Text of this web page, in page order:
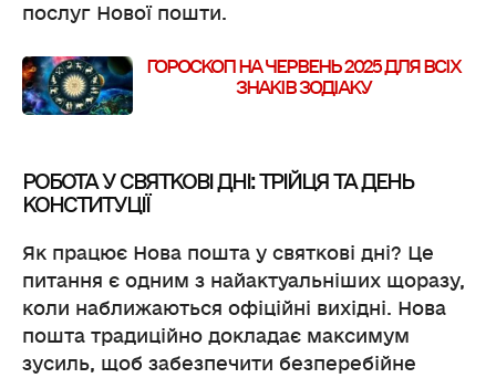
послуг Нової пошти.
ГОРОСКОП НА ЧЕРВЕНЬ 2025 ДЛЯ ВСІХ
ЗНАКІВ ЗОДІАКУ
РОБОТА У СВЯТКОВІ ДНІ: ТРІЙЦЯ ТА ДЕНЬ
КОНСТИТУЦІЇ
Як працює Нова пошта у святкові дні? Це
питання є одним з найактуальніших щоразу,
коли наближаються офіційні вихідні. Нова
пошта традиційно докладає максимум
зусиль, щоб забезпечити безперебійне